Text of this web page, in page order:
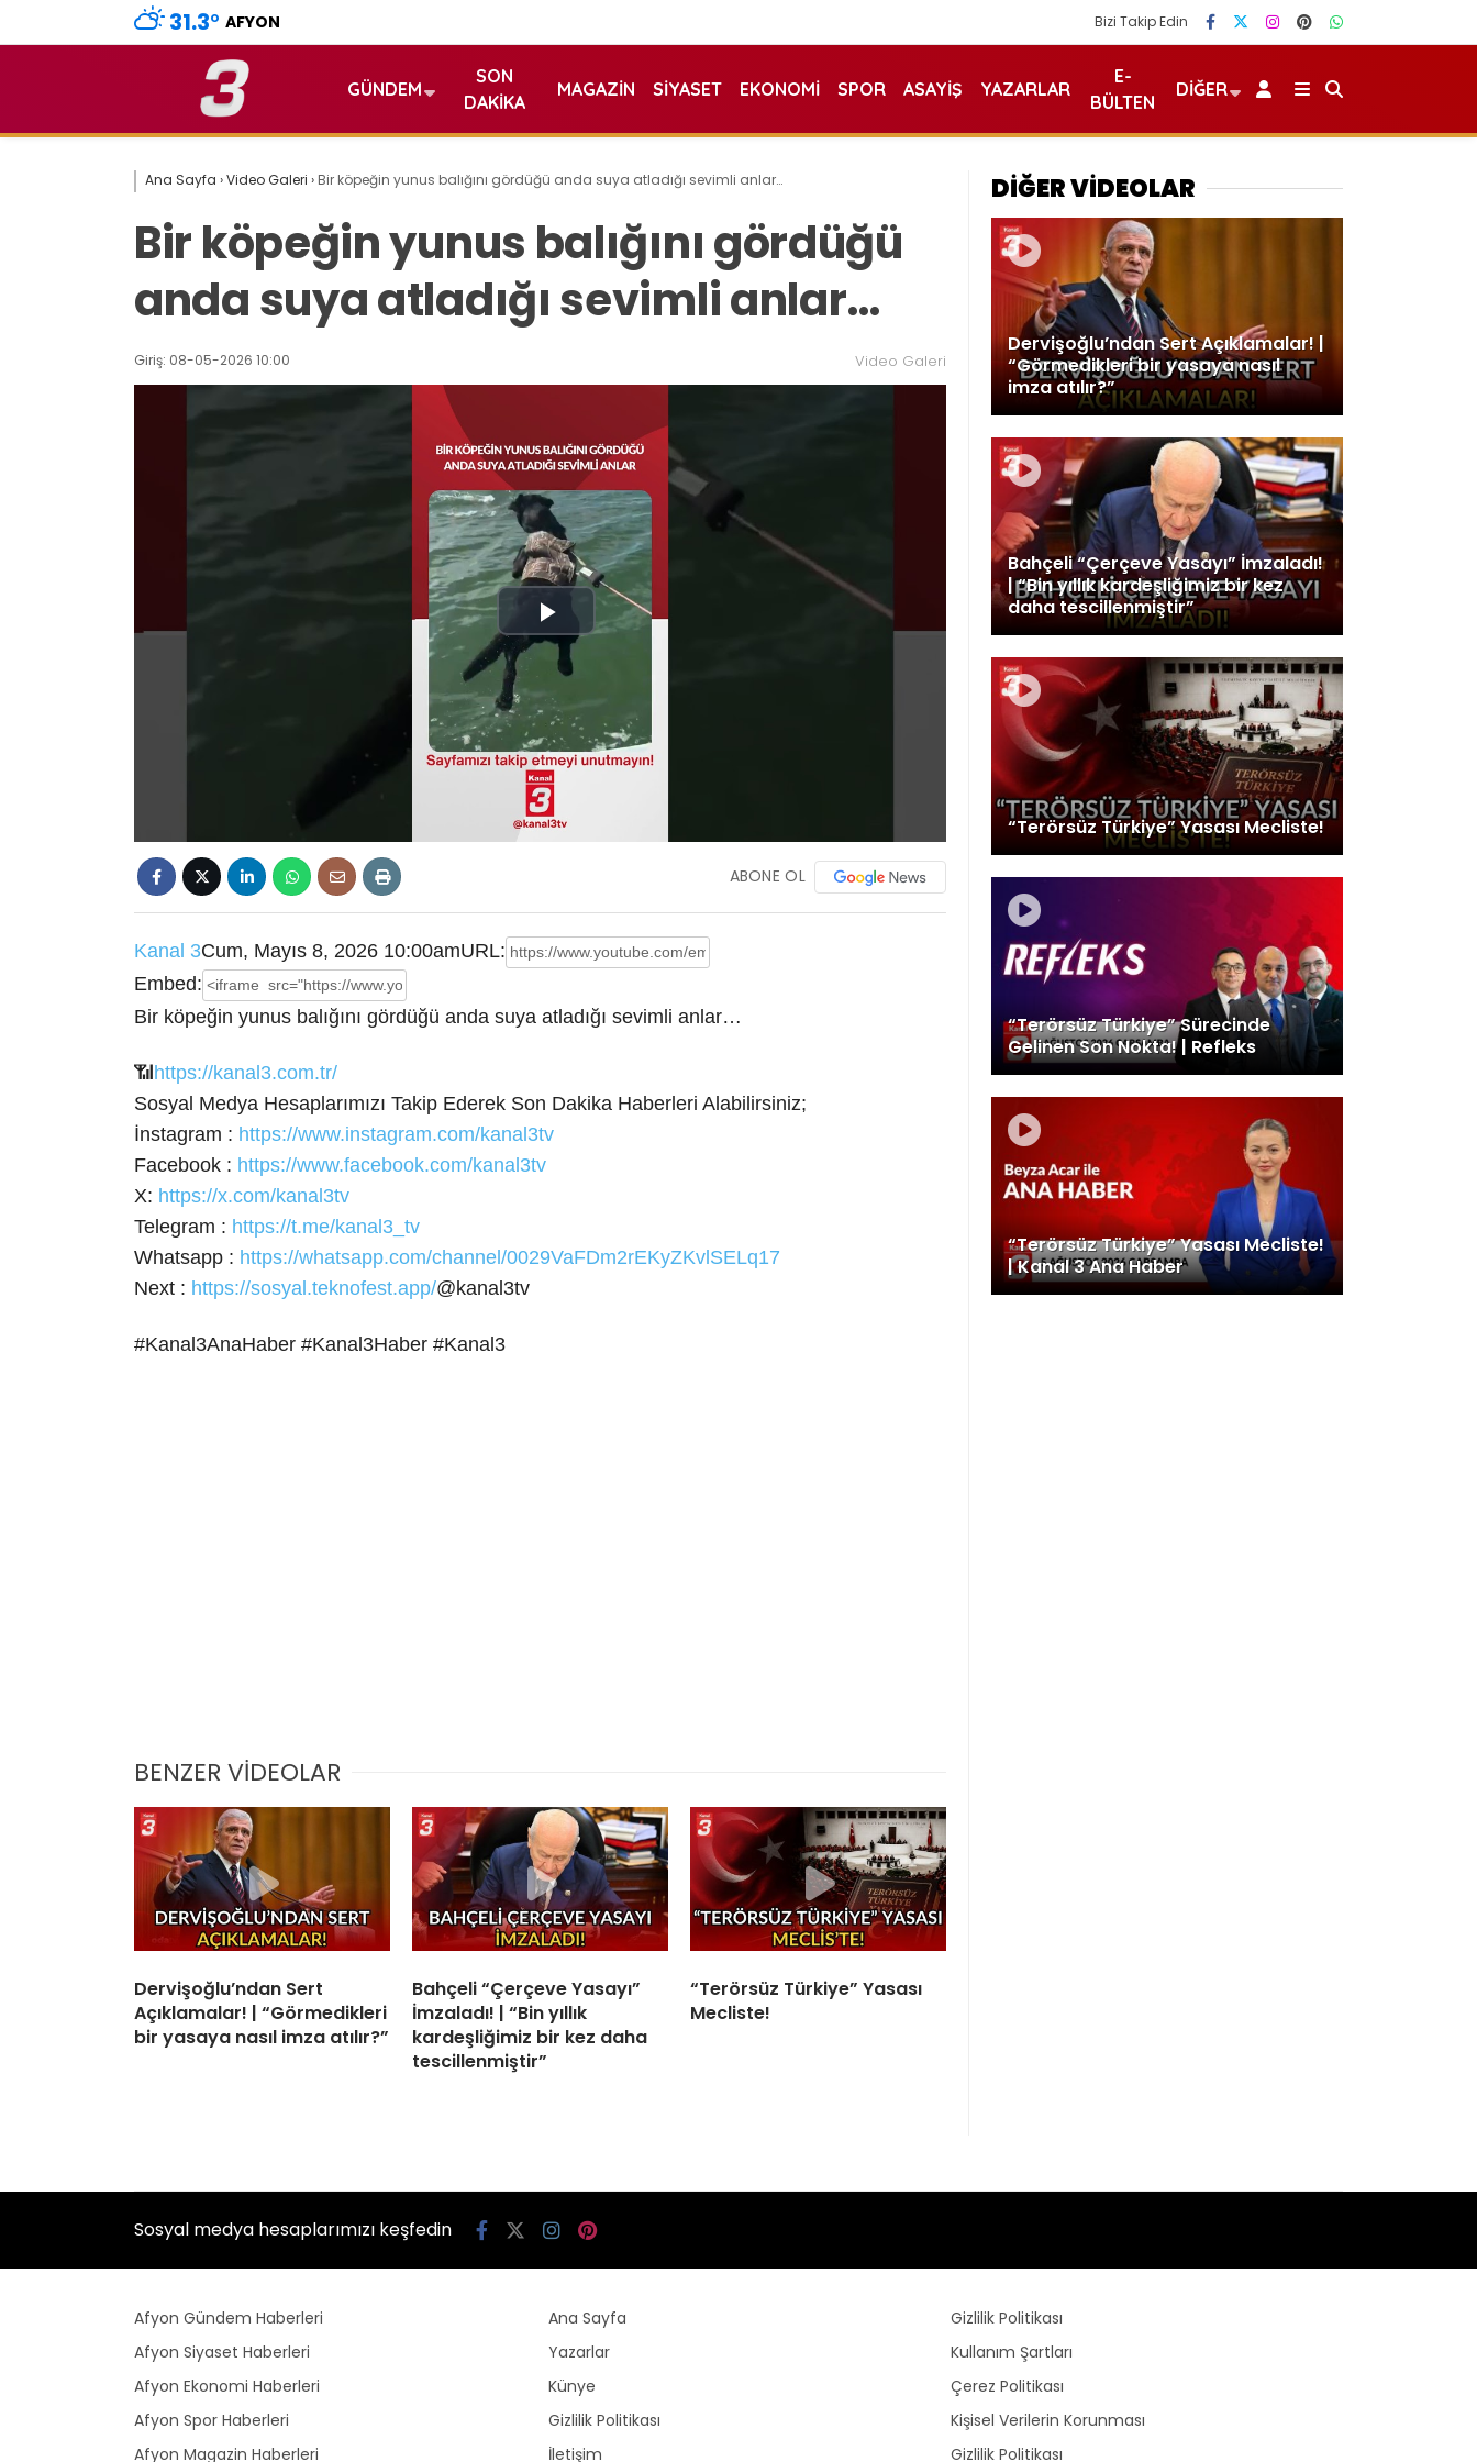
31.3° AFYON Bizi Takip Edin
GÜNDEM
SON
DAKIKA
MAGAZIN SIYASET EKONOMI SPOR ASAYIŞ YAZARLAR
E-
BÜLTEN
DIĞER
Ana Sayfa ›Video Galeri › Bir köpeğin yunus balığını gördüğü anda suya atladığı sevimli anlar…
Bir köpeğin yunus balığını gördüğü
anda suya atladığı sevimli anlar…
Giriş: 08-05-2026 10:00 Video Galeri
Play
Video
ABONE OL
Kanal 3Cum, Mayıs 8, 2026 10:00amURL:
Embed:
Bir köpeğin yunus balığını gördüğü anda suya atladığı sevimli anlar…
📶 https://kanal3.com.tr/
Sosyal Medya Hesaplarımızı Takip Ederek Son Dakika Haberleri Alabilirsiniz;
İnstagram : https://www.instagram.com/kanal3tv
Facebook : https://www.facebook.com/kanal3tv
X: https://x.com/kanal3tv
Telegram : https://t.me/kanal3_tv
Whatsapp : https://whatsapp.com/channel/0029VaFDm2rEKyZKvlSELq17
Next : https://sosyal.teknofest.app/@kanal3tv
#Kanal3AnaHaber #Kanal3Haber #Kanal3
BENZER VİDEOLAR
Dervişoğlu’ndan Sert
Açıklamalar! | “Görmedikleri
bir yasaya nasıl imza atılır?”
Bahçeli “Çerçeve Yasayı”
İmzaladı! | “Bin yıllık
kardeşliğimiz bir kez daha
tescillenmiştir”
“Terörsüz Türkiye” Yasası
Mecliste!
DİĞER VİDEOLAR
Dervişoğlu’ndan Sert Açıklamalar! |
“Görmedikleri bir yasaya nasıl
imza atılır?”
Bahçeli “Çerçeve Yasayı” İmzaladı!
| “Bin yıllık kardeşliğimiz bir kez
daha tescillenmiştir”
“Terörsüz Türkiye” Yasası Mecliste!
“Terörsüz Türkiye” Sürecinde
Gelinen Son Nokta! | Refleks
“Terörsüz Türkiye” Yasası Mecliste!
| Kanal 3 Ana Haber
Sosyal medya hesaplarımızı keşfedin
Afyon Gündem Haberleri
Afyon Siyaset Haberleri
Afyon Ekonomi Haberleri
Afyon Spor Haberleri
Afyon Magazin Haberleri
Ana Sayfa
Yazarlar
Künye
Gizlilik Politikası
İletişim
Gizlilik Politikası
Kullanım Şartları
Çerez Politikası
Kişisel Verilerin Korunması
Gizlilik Politikası